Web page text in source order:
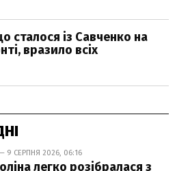
9 СЕРПНЯ 2026, 06:16
легко розібралася з